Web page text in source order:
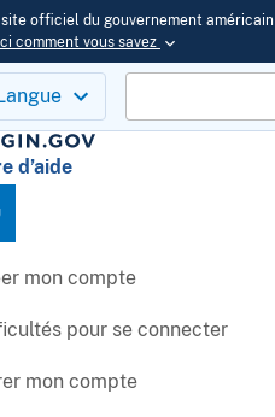
site officiel du gouvernement américain
comment vous savez
d’aide
mon compte
pour se connecter
mon compte